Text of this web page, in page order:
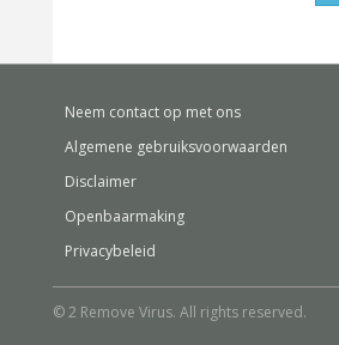
Neem contact op met ons
Algemene gebruiksvoorwaarden
Disclaimer
Openbaarmaking
Privacybeleid
© 2 Remove Virus. All rights reserved.